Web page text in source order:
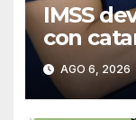
IMSS
con
23 años
AGO 6, 2026